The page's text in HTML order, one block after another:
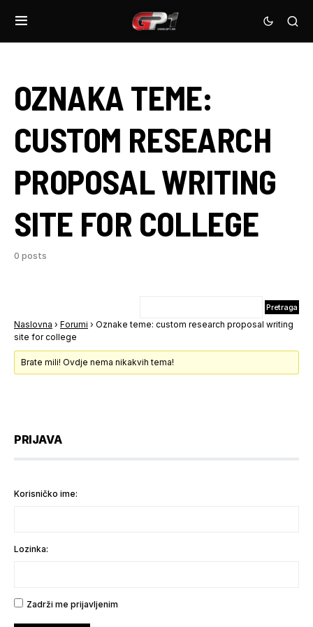
OZNAKA TEME:
CUSTOM RESEARCH
PROPOSAL WRITING
SITE FOR COLLEGE
0 posts
Naslovna › Forumi › Oznake teme: custom research proposal writing
site for college
Brate mili! Ovdje nema nikakvih tema!
PRIJAVA
Korisničko ime:
Lozinka:
Zadrži me prijavljenim